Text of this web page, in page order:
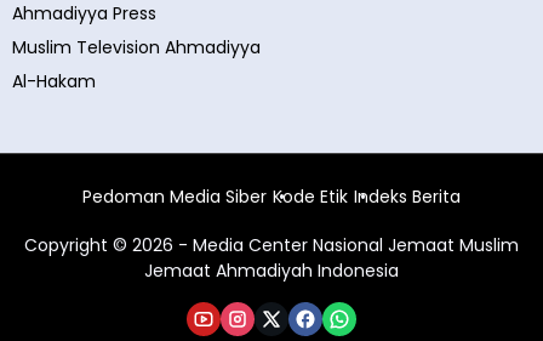
Ahmadiyya Press
Muslim Television Ahmadiyya
Al-Hakam
Pedoman Media Siber Kode Etik Indeks Berita
Copyright © 2026 - Media Center Nasional Jemaat Muslim
Jemaat Ahmadiyah Indonesia